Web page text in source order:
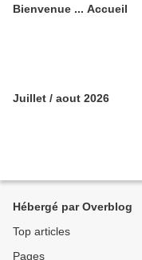
Bienvenue ... Accueil
Juillet / aout 2026
Hébergé par Overblog
Top articles
Pages